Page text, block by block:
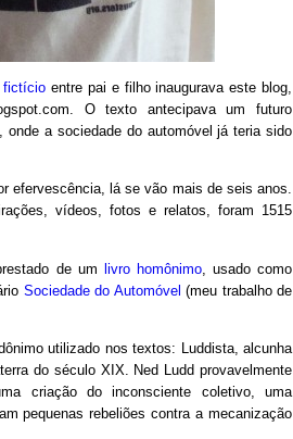
fictício entre pai e filho inaugurava este blog,
O texto antecipava um futuro
onde a sociedade do automóvel já teria sido
efervescência, lá se vão mais de seis anos.
vídeos, fotos e relatos, foram 1515
de um livro homônimo, usado como
Sociedade do Automóvel (meu trabalho de
utilizado nos textos: Luddista, alcunha
do século XIX. Ned Ludd provavelmente
criação do inconsciente coletivo, uma
pequenas rebeliões contra a mecanização